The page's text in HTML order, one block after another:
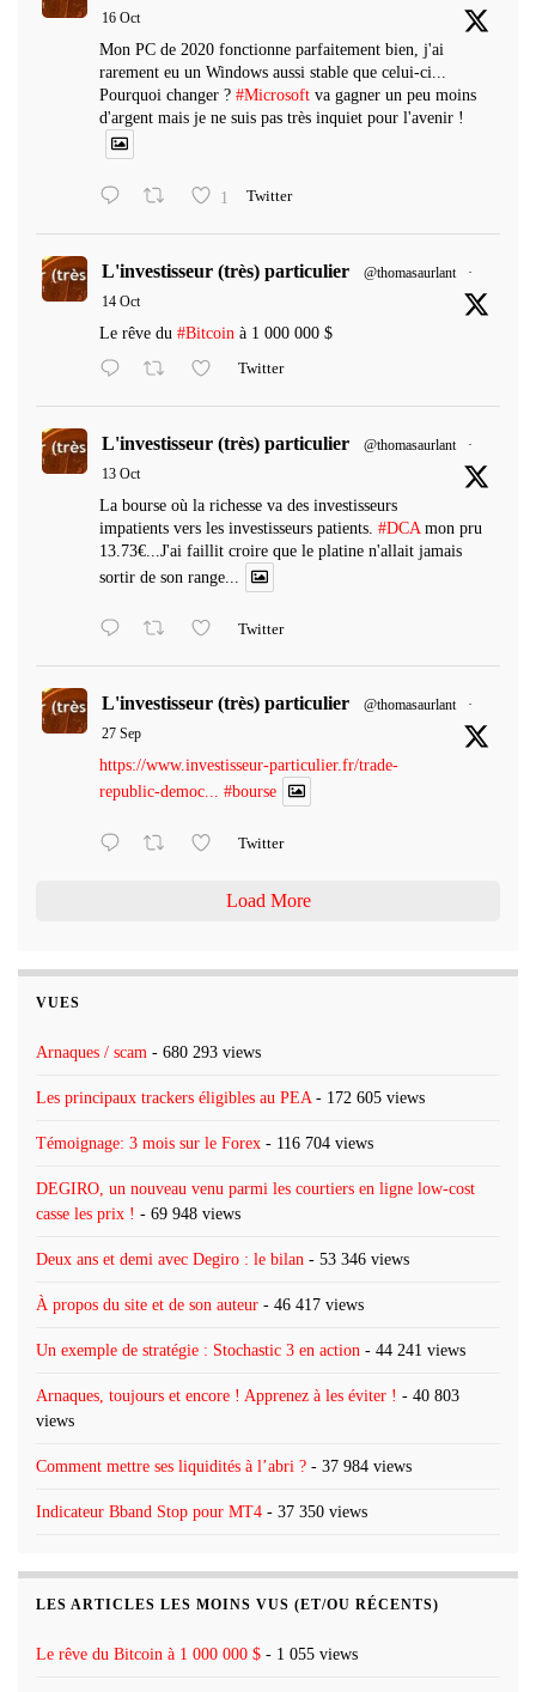
16 Oct
Mon PC de 2020 fonctionne parfaitement bien, j'ai
rarement eu un Windows aussi stable que celui-ci...
Pourquoi changer ? #Microsoft va gagner un peu moins
d'argent mais je ne suis pas très inquiet pour l'avenir !
1 Twitter
L'investisseur (très) particulier @thomasaurlant
·
14 Oct
Le rêve du #Bitcoin à 1 000 000 $
Twitter
L'investisseur (très) particulier @thomasaurlant
·
13 Oct
La bourse où la richesse va des investisseurs
impatients vers les investisseurs patients. #DCA mon pru
13.73€...J'ai faillit croire que le platine n'allait jamais
sortir de son range...
Twitter
L'investisseur (très) particulier @thomasaurlant
·
27 Sep
https://www.investisseur-particulier.fr/trade-
republic-democ... #bourse
Twitter
Load More
VUES
Arnaques / scam - 680 293 views
Les principaux trackers éligibles au PEA - 172 605 views
Témoignage: 3 mois sur le Forex - 116 704 views
DEGIRO, un nouveau venu parmi les courtiers en ligne low-cost
casse les prix ! - 69 948 views
Deux ans et demi avec Degiro : le bilan - 53 346 views
À propos du site et de son auteur - 46 417 views
Un exemple de stratégie : Stochastic 3 en action - 44 241 views
Arnaques, toujours et encore ! Apprenez à les éviter ! - 40 803
views
Comment mettre ses liquidités à l’abri ? - 37 984 views
Indicateur Bband Stop pour MT4 - 37 350 views
LES ARTICLES LES MOINS VUS (ET/OU RÉCENTS)
Le rêve du Bitcoin à 1 000 000 $ - 1 055 views